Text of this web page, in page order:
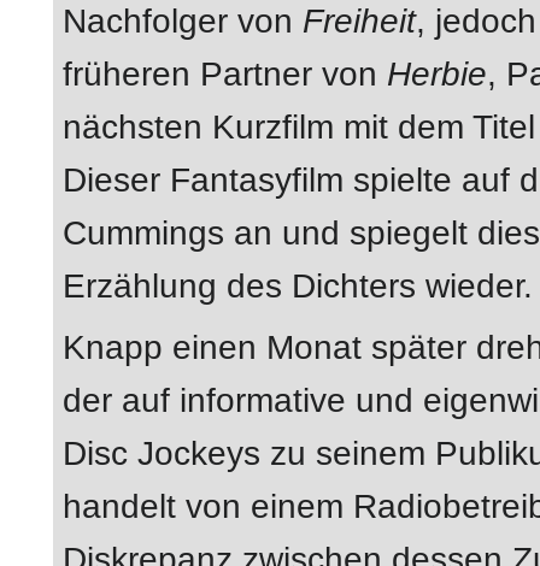
Nachfolger von Freiheit,
früheren Partner von Herbie,
nächsten Kurzfilm mit dem
Dieser Fantasyfilm spielte auf
Cummings an und spiegelt
Erzählung des Dichters wieder.
Knapp einen Monat später
der auf informative und
Disc Jockeys zu seinem
handelt von einem